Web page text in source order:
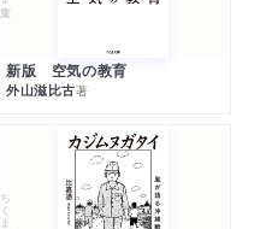
新版 空気の教育
外山滋比古著
ちくま文庫